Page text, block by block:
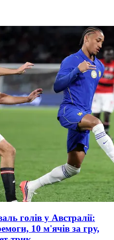
голів у Австралії:
10 м'ячів за гру,